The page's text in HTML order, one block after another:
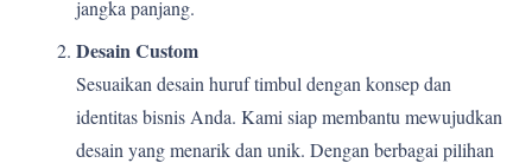
jangka panjang.
Desain Custom
Sesuaikan desain huruf timbul dengan konsep dan
identitas bisnis Anda. Kami siap membantu mewujudkan
desain yang menarik dan unik. Dengan berbagai pilihan